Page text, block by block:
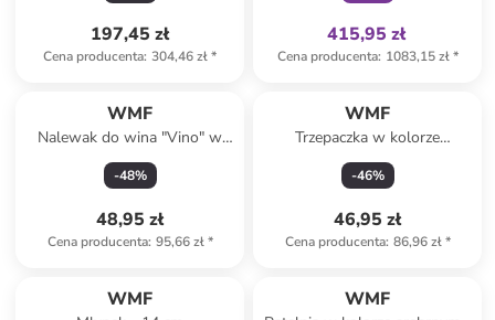
197,45 zł
Cena producenta: 304,46 zł*
415,95 zł
Cena producenta: 1083,15 zł*
WMF
Nalewak do wina "Vino" w
kolorze czarno-srebrnym z
korkiem - (W)4 cm
-48%
48,95 zł
Cena producenta: 95,66 zł*
WMF
Trzepaczka w kolorze
srebrnym - dł. 20 cm
-46%
46,95 zł
Cena producenta: 86,96 zł*
WMF WMF